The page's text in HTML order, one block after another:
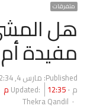
متفرقات
هل
مفيدة
Published: مارس 4, 2025
م
Updated: 12:35 م
Author
Thekra Qandil